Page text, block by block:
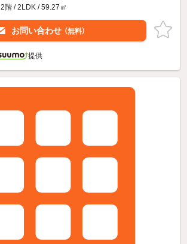
2階 / 2LDK / 59.27㎡
お問い合わせ （無料）
提供